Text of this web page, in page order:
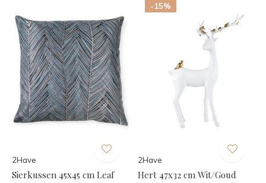
2Have
Sierkussen 45x45 cm Leaf
-15%
2Have
Hert 47x32 cm Wit/Goud